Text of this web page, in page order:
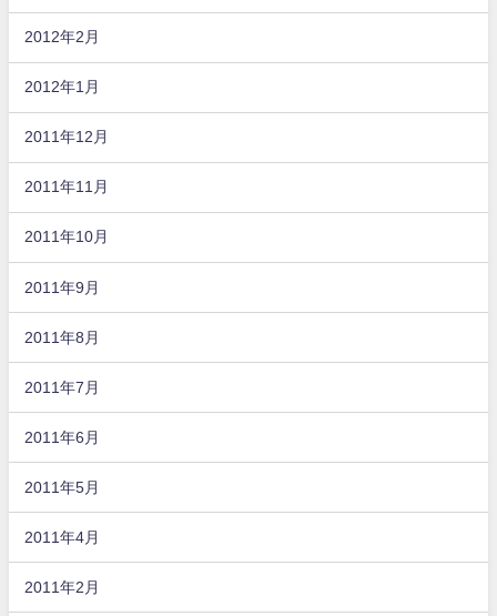
2012年2月
2012年1月
2011年12月
2011年11月
2011年10月
2011年9月
2011年8月
2011年7月
2011年6月
2011年5月
2011年4月
2011年2月